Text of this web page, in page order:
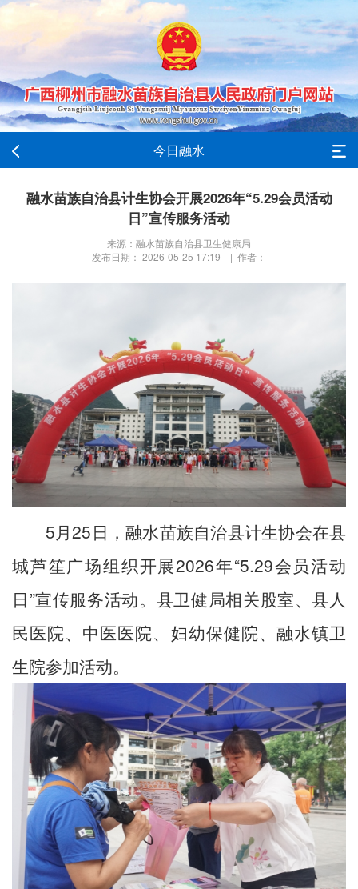
今日融水
融水苗族自治县计生协会开展2026年“5.29会员活动
日”宣传服务活动
来源：融水苗族自治县卫生健康局
发布日期： 2026-05-25 17:19 | 作者：
5月25日，融水苗族自治县计生协会在县
城芦笙广场组织开展2026年“5.29会员活动
日”宣传服务活动。县卫健局相关股室、县人
民医院、中医医院、妇幼保健院、融水镇卫
生院参加活动。